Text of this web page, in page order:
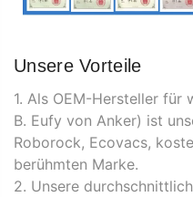
Unsere Vorteile
1. Als OEM-Hersteller für
B. Eufy von Anker) ist
Roborock, Ecovacs,
berühmten Marke.
2. Unsere